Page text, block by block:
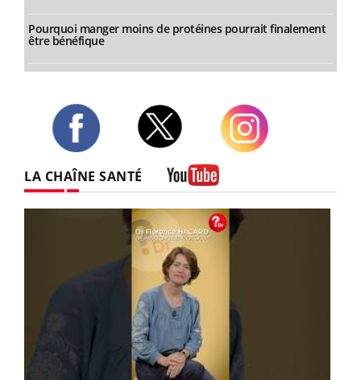
Pourquoi manger moins de protéines pourrait finalement
être bénéfique
LA CHAÎNE SANTÉ